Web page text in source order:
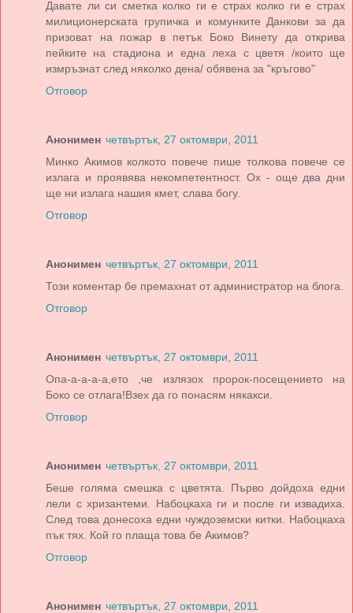
Давате ли си сметка колко ги е страх колко ги е страх
милиционерската групичка и комунките Данкови за да
призоват на пожар в петък Боко Винету да открива
пейките на стадиона и една леха с цветя /които ще
измръзнат след няколко дена/ обявена за "кръгово"
Отговор
Анонимен четвъртък, 27 октомври, 2011
Минко Акимов колкото повече пише толкова повече се
излага и проявява некомпетентност. Ох - още два дни
ще ни излага нашия кмет, слава богу.
Отговор
Анонимен четвъртък, 27 октомври, 2011
Този коментар бе премахнат от администратор на блога.
Отговор
Анонимен четвъртък, 27 октомври, 2011
Опа-а-а-а-а,ето ,че излязох пророк-посещението на
Боко се отлага!Взех да го понасям някакси.
Отговор
Анонимен четвъртък, 27 октомври, 2011
Беше голяма смешка с цветята. Първо дойдоха едни
лели с хризантеми. Набоцкаха ги и после ги извадиха.
След това донесоха едни чуждоземски китки. Набоцкаха
пък тях. Кой го плаща това бе Акимов?
Отговор
Анонимен четвъртък, 27 октомври, 2011